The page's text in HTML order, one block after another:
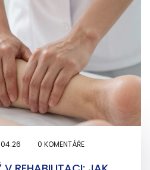
0 KOMENTÁŘE